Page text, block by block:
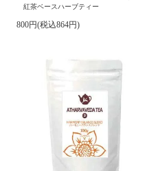
紅茶ベースハーブティー
800円(税込864円)